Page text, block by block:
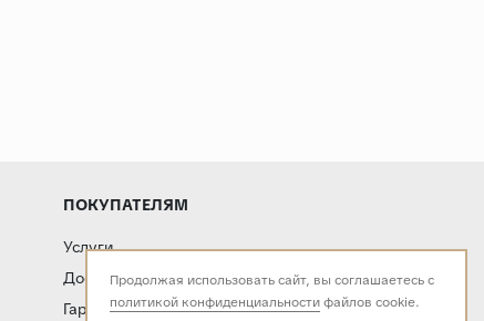
ПОКУПАТЕЛЯМ
Услуги
Доставка и оплата
Гарантия и возврат
Продолжая использовать сайт, вы соглашаетесь с
политикой конфиденциальностифайлов cookie.